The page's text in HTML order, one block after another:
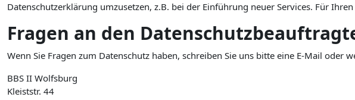
Datenschutzerklärung umzusetzen, z.B. bei der Einführung neuer Services. Für
Fragen an den
Wenn Sie Fragen zum Datenschutz haben, schreiben Sie uns bitte eine E-Mail
BBS II Wolfsburg
Kleiststr. 44